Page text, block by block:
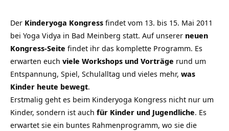
Der Kinderyoga Kongress findet vom 13. bis 15. Mai 2011
bei Yoga Vidya in Bad Meinberg statt. Auf unserer neuen
Kongress-Seite findet ihr das komplette Programm. Es
erwarten euch viele Workshops und Vorträge rund um
Entspannung, Spiel, Schulalltag und vieles mehr, was
Kinder heute bewegt.
Erstmalig geht es beim Kinderyoga Kongress nicht nur um
Kinder, sondern ist auch für Kinder und Jugendliche. Es
erwartet sie ein buntes Rahmenprogramm, wo sie die